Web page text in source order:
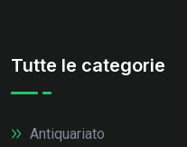
Tutte le categorie
Antiquariato